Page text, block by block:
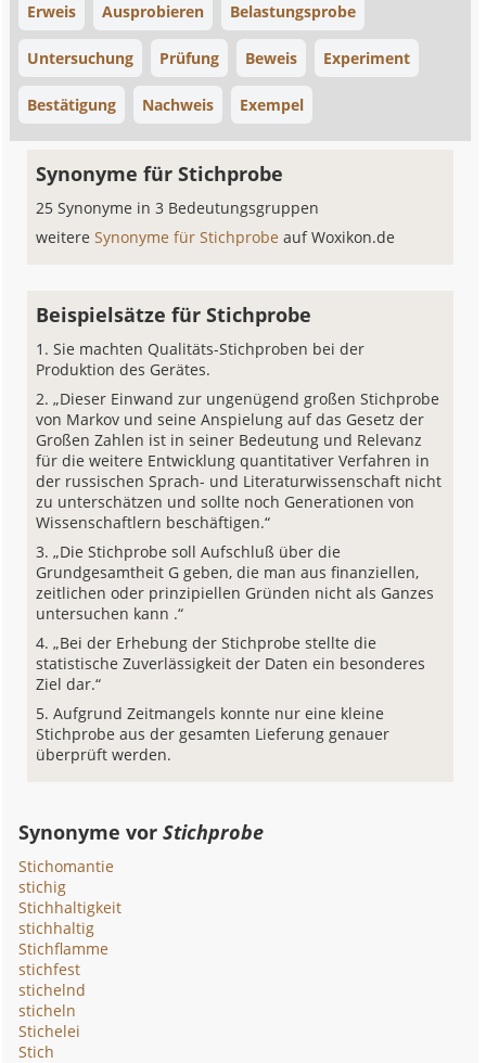
Erweis Ausprobieren Belastungsprobe
Untersuchung Prüfung Beweis Experiment
Bestätigung Nachweis Exempel
Synonyme für Stichprobe
25 Synonyme in 3 Bedeutungsgruppen
weitereSynonyme für Stichprobeauf Woxikon.de
Beispielsätze für Stichprobe
Sie machten Qualitäts-Stichproben bei der
Produktion des Gerätes.
„Dieser Einwand zur ungenügend großen Stichprobe
von Markov und seine Anspielung auf das Gesetz der
Großen Zahlen ist in seiner Bedeutung und Relevanz
für die weitere Entwicklung quantitativer Verfahren in
der russischen Sprach- und Literaturwissenschaft nicht
zu unterschätzen und sollte noch Generationen von
Wissenschaftlern beschäftigen.“
„Die Stichprobe soll Aufschluß über die
Grundgesamtheit G geben, die man aus finanziellen,
zeitlichen oder prinzipiellen Gründen nicht als Ganzes
untersuchen kann .“
„Bei der Erhebung der Stichprobe stellte die
statistische Zuverlässigkeit der Daten ein besonderes
Ziel dar.“
Aufgrund Zeitmangels konnte nur eine kleine
Stichprobe aus der gesamten Lieferung genauer
überprüft werden.
Synonyme vorStichprobe
Stichomantie
stichig
Stichhaltigkeit
stichhaltig
Stichflamme
stichfest
stichelnd
sticheln
Stichelei
Stich